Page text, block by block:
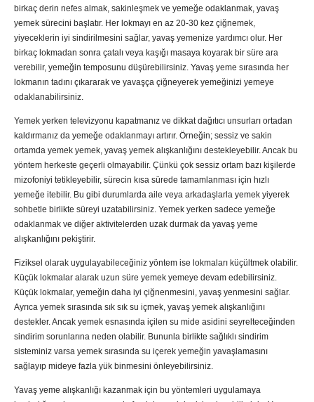
birkaç derin nefes almak, sakinleşmek ve yemeğe odaklanmak, yavaş
yemek sürecini başlatır. Her lokmayı en az 20-30 kez çiğnemek,
yiyeceklerin iyi sindirilmesini sağlar, yavaş yemenize yardımcı olur. Her
birkaç lokmadan sonra çatalı veya kaşığı masaya koyarak bir süre ara
verebilir, yemeğin temposunu düşürebilirsiniz. Yavaş yeme sırasında her
lokmanın tadını çıkararak ve yavaşça çiğneyerek yemeğinizi yemeye
odaklanabilirsiniz.
Yemek yerken televizyonu kapatmanız ve dikkat dağıtıcı unsurları ortadan
kaldırmanız da yemeğe odaklanmayı artırır. Örneğin; sessiz ve sakin
ortamda yemek yemek, yavaş yemek alışkanlığını destekleyebilir. Ancak bu
yöntem herkeste geçerli olmayabilir. Çünkü çok sessiz ortam bazı kişilerde
mizofoniyi tetikleyebilir, sürecin kısa sürede tamamlanması için hızlı
yemeğe itebilir. Bu gibi durumlarda aile veya arkadaşlarla yemek yiyerek
sohbetle birlikte süreyi uzatabilirsiniz. Yemek yerken sadece yemeğe
odaklanmak ve diğer aktivitelerden uzak durmak da yavaş yeme
alışkanlığını pekiştirir.
Fiziksel olarak uygulayabileceğiniz yöntem ise lokmaları küçültmek olabilir.
Küçük lokmalar alarak uzun süre yemek yemeye devam edebilirsiniz.
Küçük lokmalar, yemeğin daha iyi çiğnenmesini, yavaş yenmesini sağlar.
Ayrıca yemek sırasında sık sık su içmek, yavaş yemek alışkanlığını
destekler. Ancak yemek esnasında içilen su mide asidini seyrelteceğinden
sindirim sorunlarına neden olabilir. Bununla birlikte sağlıklı sindirim
sisteminiz varsa yemek sırasında su içerek yemeğin yavaşlamasını
sağlayıp mideye fazla yük binmesini önleyebilirsiniz.
Yavaş yeme alışkanlığı kazanmak için bu yöntemleri uygulamaya